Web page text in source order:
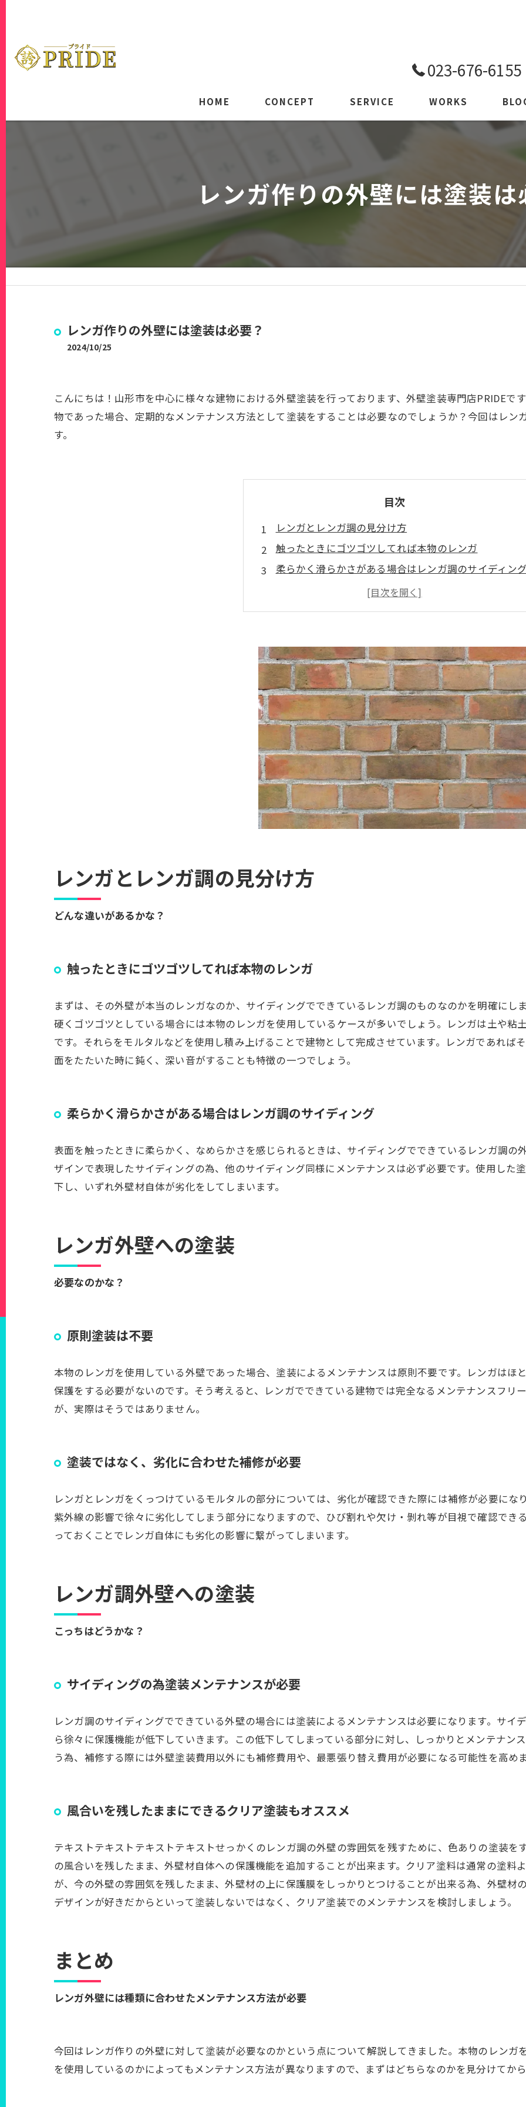
023-676-6155
HOME CONCEPT SERVICE WORKS
レンガ作りの外壁には塗装
レンガ作りの外壁には塗装は必要？
2024/10/25
こんにちは！山形市を中心に様々な建物における外壁塗装を行っております、外壁塗装専門店PRIDEで
物であった場合、定期的なメンテナンス方法として塗装をすることは必要なのでしょうか？今回はレ
す。
目次
レンガとレンガ調の見分け方
触ったときにゴツゴツしてれば本物のレンガ
柔らかく滑らかさがある場合はレンガ調のサイディン
原則塗装は不要
レンガ調外壁への塗装
サイディングの為塗装メンテナンスが必要
風合いを残したままにできるクリア塗装もオススメ
レンガ外壁には種類に合わせたメンテナンス方法が必
レンガとレンガ調の見分け方
どんな違いがあるかな？
触ったときにゴツゴツしてれば本物のレンガ
まずは、その外壁が本当のレンガなのか、サイディングでできているレンガ調のものなのかを明確にし
硬くゴツゴツとしている場合には本物のレンガを使用しているケースが多いでしょう。レンガは土や粘
です。それらをモルタルなどを使用し積み上げることで建物として完成させています。レンガであれば
面をたたいた時に鈍く、深い音がすることも特徴の一つでしょう。
柔らかく滑らかさがある場合はレンガ調のサイディング
表面を触ったときに柔らかく、なめらかさを感じられるときは、サイディングでできているレンガ調の
ザインで表現したサイディングの為、他のサイディング同様にメンテナンスは必ず必要です。使用した
下し、いずれ外壁材自体が劣化をしてしまいます。
レンガ外壁への塗装
必要なのかな？
原則塗装は不要
本物のレンガを使用している外壁であった場合、塗装によるメンテナンスは原則不要です。レンガはほ
保護をする必要がないのです。そう考えると、レンガでできている建物では完全なるメンテナンスフリ
が、実際はそうではありません。
塗装ではなく、劣化に合わせた補修が必要
レンガとレンガをくっつけているモルタルの部分については、劣化が確認できた際には補修が必要にな
紫外線の影響で徐々に劣化してしまう部分になりますので、ひび割れや欠け・剝れ等が目視で確認でき
っておくことでレンガ自体にも劣化の影響に繋がってしまいます。
レンガ調外壁への塗装
こっちはどうかな？
サイディングの為塗装メンテナンスが必要
レンガ調のサイディングでできている外壁の場合には塗装によるメンテナンスは必要になります。サイ
ら徐々に保護機能が低下していきます。この低下してしまっている部分に対し、しっかりとメンテナン
う為、補修する際には外壁塗装費用以外にも補修費用や、最悪張り替え費用が必要になる可能性を高め
風合いを残したままにできるクリア塗装もオススメ
テキストテキストテキストテキストせっかくのレンガ調の外壁の雰囲気を残すために、色ありの塗装
の風合いを残したまま、外壁材自体への保護機能を追加することが出来ます。クリア塗料は通常の塗料
が、今の外壁の雰囲気を残したまま、外壁材の上に保護膜をしっかりとつけることが出来る為、外壁材
デザインが好きだからといって塗装しないではなく、クリア塗装でのメンテナンスを検討しましょう。
レンガ外壁には種類に合わせたメンテナンス方法が必要
まとめ
今回はレンガ作りの外壁に対して塗装が必要なのかという点について解説してきました。本物のレンガ
を使用しているのかによってもメンテナンス方法が異なりますので、まずはどちらなのかを見分けてか